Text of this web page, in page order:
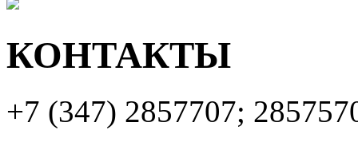
КОНТАКТЫ
+7 (347) 2857707;